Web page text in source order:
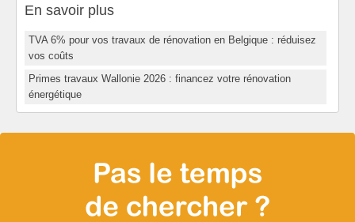
En savoir plus
TVA 6% pour vos travaux de rénovation en Belgique : réduisez
vos coûts
Primes travaux Wallonie 2026 : financez votre rénovation
énergétique